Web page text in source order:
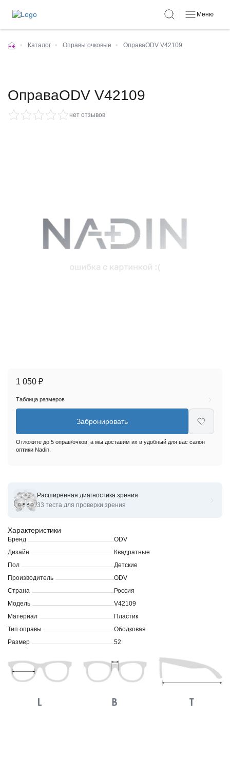
Меню
• Каталог • Оправы очковые • ОправаODV V42109
ОправаODV V42109
нет отзывов
Оправы для очков корригирующих ODV V42109
Характеристики
Бренд
ODV
Дизайн
Квадратные
Пол
Детские
Производитель
ODV
Страна
Россия
Модель
V42109
Материал
Пластик
Тип оправы
Ободковая
Размер
52
1 050 ₽
Таблица размеров
Забронировать
Отложите до 5 оправ/очков, а мы доставим их в удобный для вас салон
оптики Nadin.
Расширенная диагностика зрения
33 теста для проверки зрения